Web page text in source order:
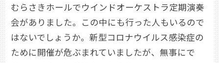
むらさきホールでウインドオーケストラ定期演奏
会がありました。この中にも行った人もいるので
はないでしょうか。新型コロナウイルス感染症の
ために開催が危ぶまれていましたが、無事にで